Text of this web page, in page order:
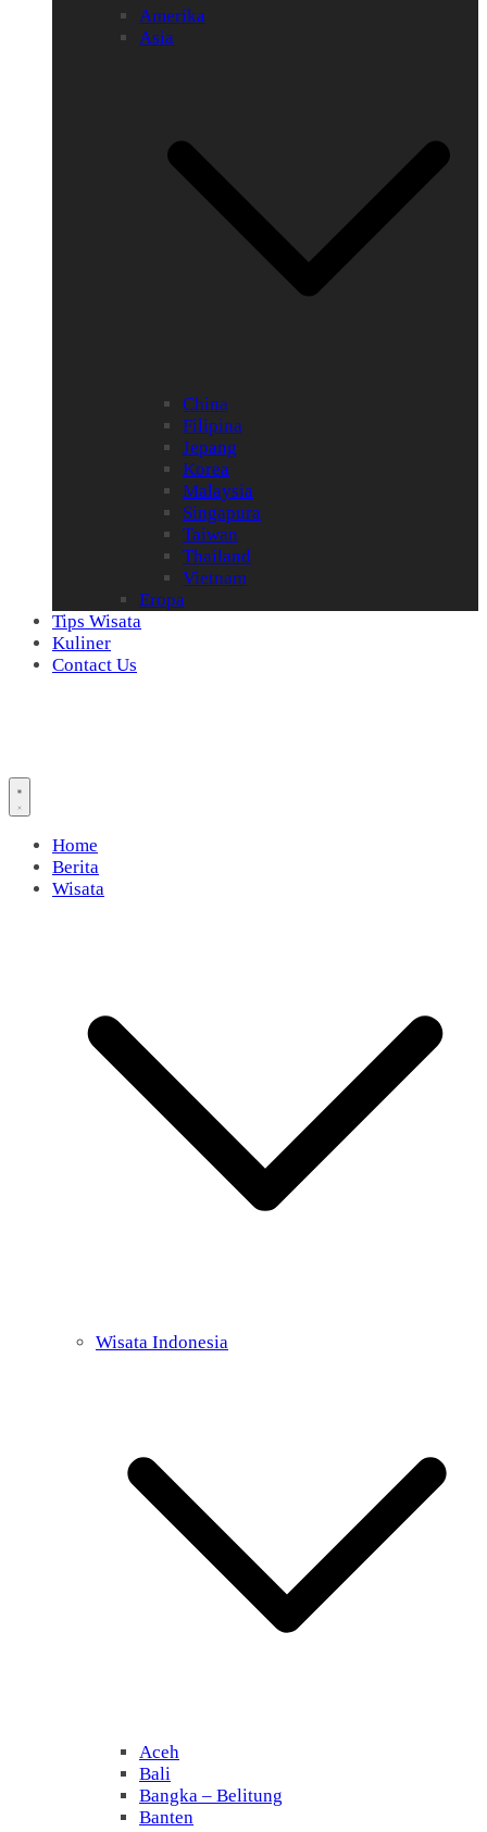
Amerika
Asia
China
Filipina
Jepang
Korea
Malaysia
Singapura
Taiwan
Thailand
Vietnam
Eropa
Tips Wisata
Kuliner
Contact Us
Home
Berita
Wisata
Wisata Indonesia
Aceh
Bali
Bangka – Belitung
Banten